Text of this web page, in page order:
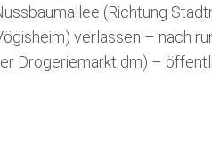
(Richtung
verlassen – nach
Drogeriemarkt dm) –